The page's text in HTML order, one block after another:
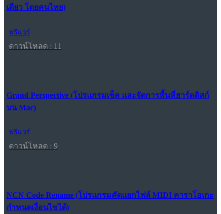
เดียว โดยคนไทย)
ฟรีแวร์
ดาวน์โหลด : 11
Grand Perspective (โปรแกรมเช็ค และจัดการพื้นที่ฮาร์ดดิสก์
บน Mac)
ฟรีแวร์
ดาวน์โหลด : 9
NCN Code Rename (โปรแกรมคัดแยกไฟล์ MIDI คาราโอเกะ
กำหนดเงื่อนไขได้)